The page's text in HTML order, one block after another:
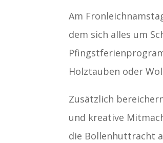
Am
dem sich alles um
Holztauben oder
Zusätzlich
und kreative
die Bollenhuttracht